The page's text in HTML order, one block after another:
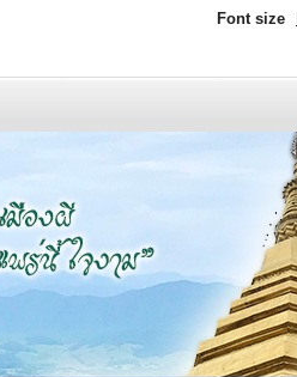
Font size